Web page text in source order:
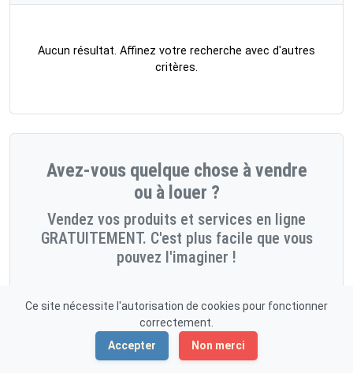
Aucun résultat. Affinez votre recherche avec d'autres
critères.
Avez-vous quelque chose à vendre
ou à louer ?
Vendez vos produits et services en ligne
GRATUITEMENT. C'est plus facile que vous
pouvez l'imaginer !
Démarrez maintenant!
Ce site nécessite l'autorisation de cookies pour fonctionner
correctement.
Accepter
Non merci